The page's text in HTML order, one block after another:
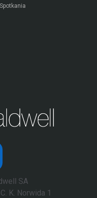
SA
K. Norwida 1